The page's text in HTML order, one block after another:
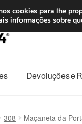
a partir de 7 EUR
Devoluções e
308 Maçaneta da
cookies para lhe
informações sobre